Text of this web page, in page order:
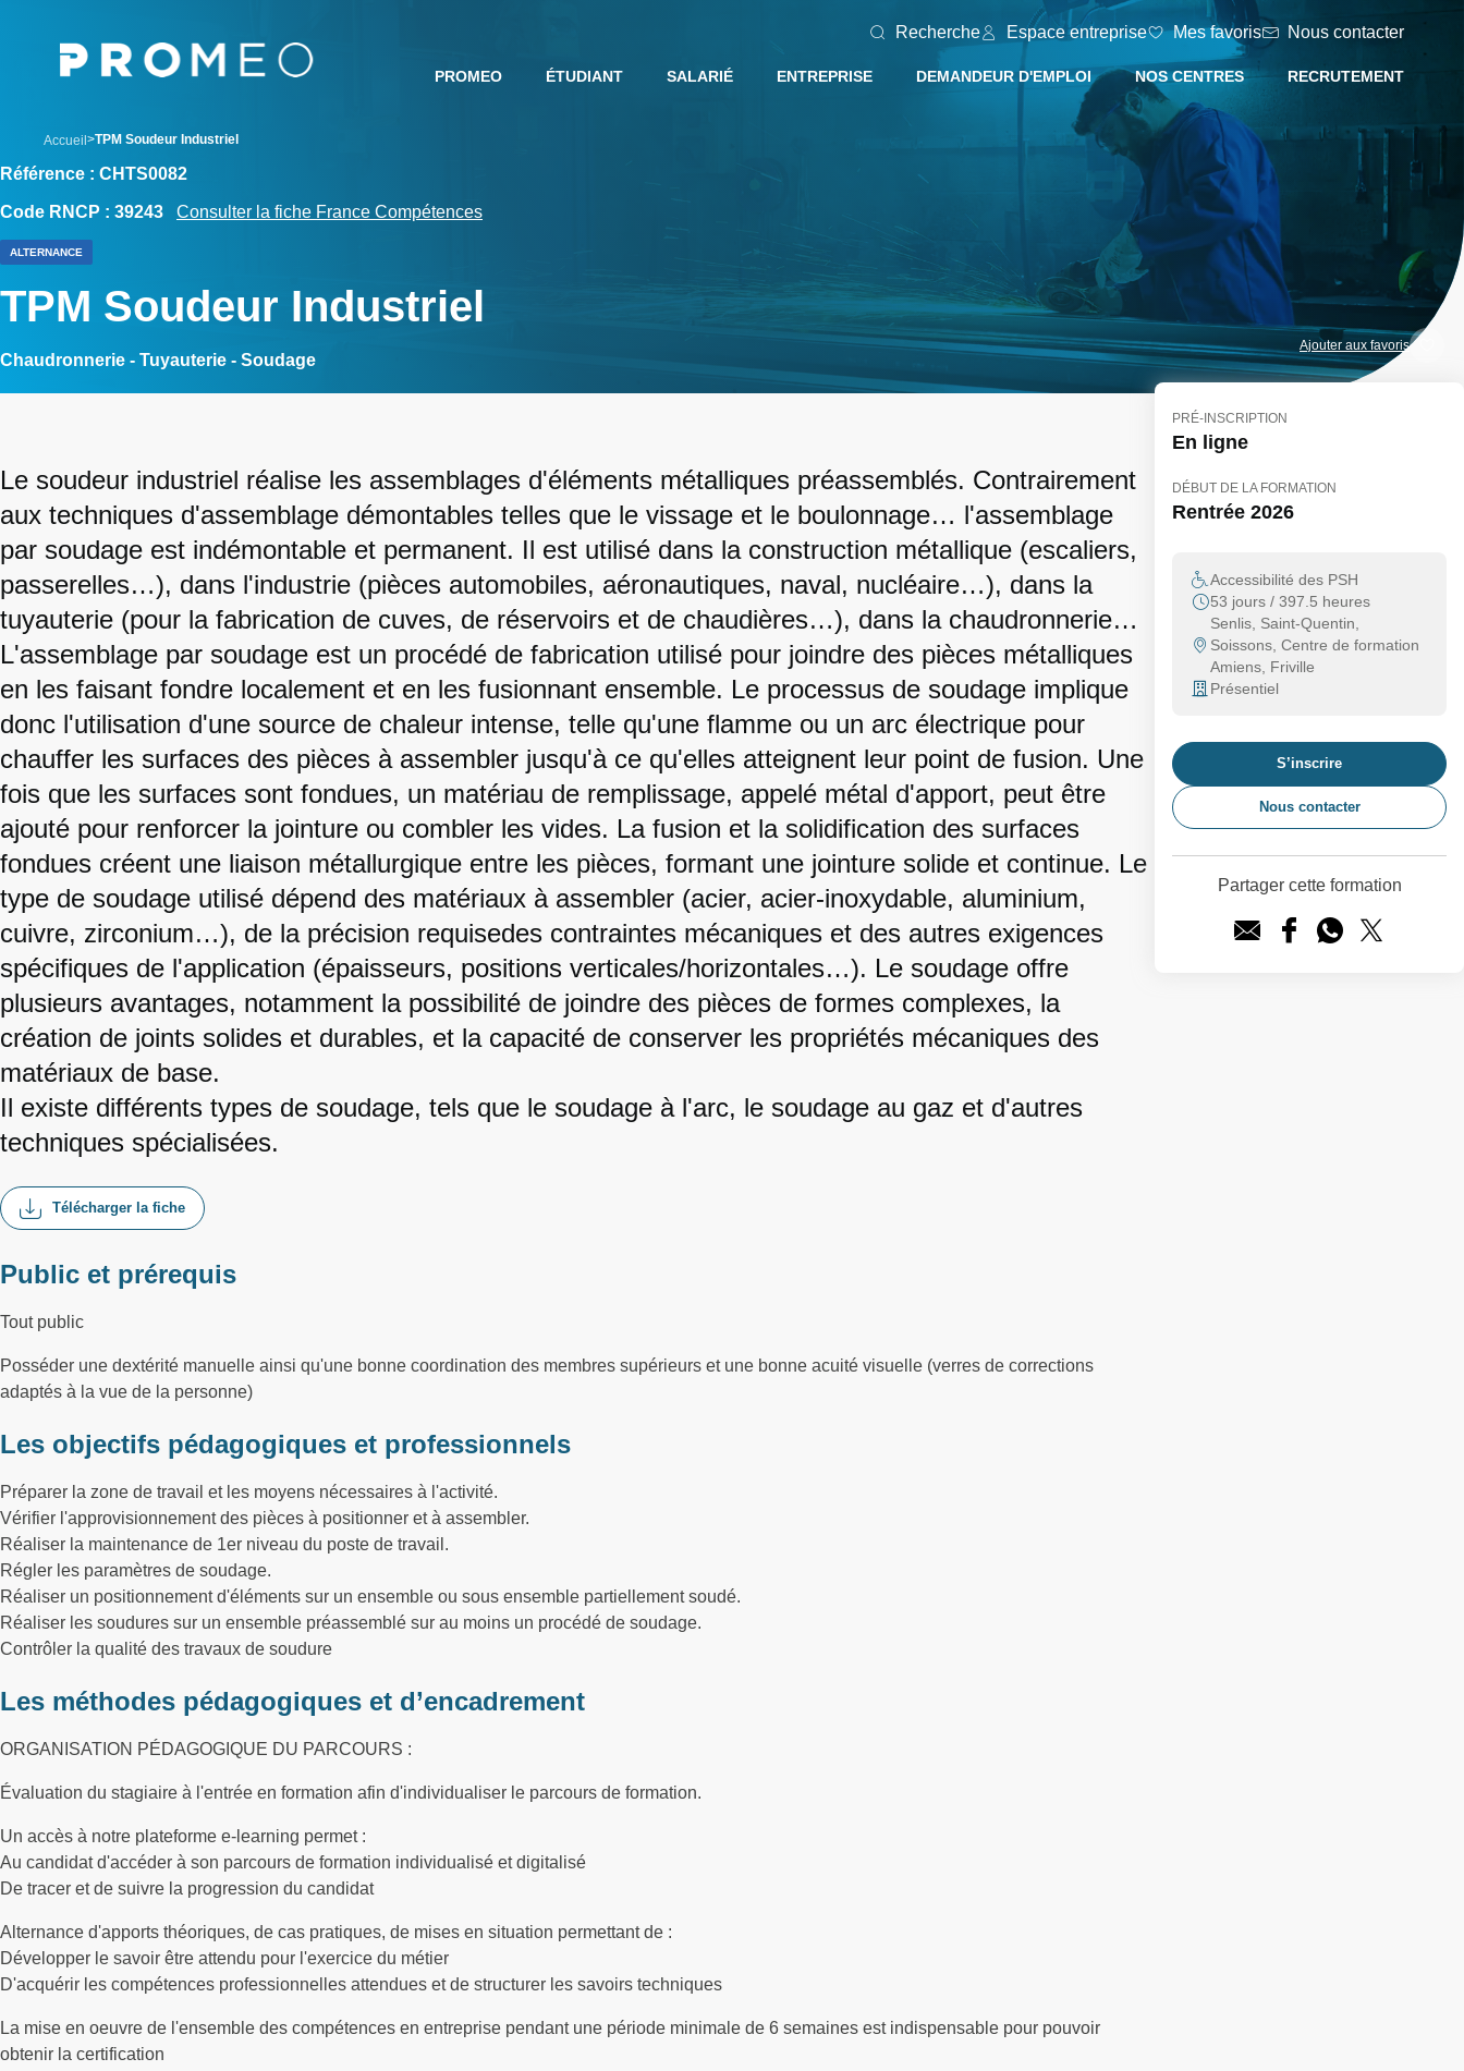
Recherche Espace entreprise Mes favoris Nous contacter
PROMEO ÉTUDIANT SALARIÉ ENTREPRISE DEMANDEUR D'EMPLOI NOS CENTRES RECRUTEMENT
Accueil TPM Soudeur Industriel
Référence : CHTS0082
Code RNCP : 39243 Consulter la fiche France Compétences
ALTERNANCE
TPM Soudeur Industriel
Chaudronnerie - Tuyauterie - Soudage
Ajouter aux favoris
Le soudeur industriel réalise les assemblages d'éléments métalliques préassemblés. Contrairement
aux techniques d'assemblage démontables telles que le vissage et le boulonnage… l'assemblage
par soudage est indémontable et permanent. Il est utilisé dans la construction métallique (escaliers,
passerelles…), dans l'industrie (pièces automobiles, aéronautiques, naval, nucléaire…), dans la
tuyauterie (pour la fabrication de cuves, de réservoirs et de chaudières…), dans la chaudronnerie…
L'assemblage par soudage est un procédé de fabrication utilisé pour joindre des pièces métalliques
en les faisant fondre localement et en les fusionnant ensemble. Le processus de soudage implique
donc l'utilisation d'une source de chaleur intense, telle qu'une flamme ou un arc électrique pour
chauffer les surfaces des pièces à assembler jusqu'à ce qu'elles atteignent leur point de fusion. Une
fois que les surfaces sont fondues, un matériau de remplissage, appelé métal d'apport, peut être
ajouté pour renforcer la jointure ou combler les vides. La fusion et la solidification des surfaces
fondues créent une liaison métallurgique entre les pièces, formant une jointure solide et continue. Le
type de soudage utilisé dépend des matériaux à assembler (acier, acier-inoxydable, aluminium,
cuivre, zirconium…), de la précision requisedes contraintes mécaniques et des autres exigences
spécifiques de l'application (épaisseurs, positions verticales/horizontales…). Le soudage offre
plusieurs avantages, notamment la possibilité de joindre des pièces de formes complexes, la
création de joints solides et durables, et la capacité de conserver les propriétés mécaniques des
matériaux de base.
Il existe différents types de soudage, tels que le soudage à l'arc, le soudage au gaz et d'autres
techniques spécialisées.
Télécharger la fiche
Public et prérequis
Tout public
Posséder une dextérité manuelle ainsi qu'une bonne coordination des membres supérieurs et une bonne acuité visuelle (verres de corrections
adaptés à la vue de la personne)
Les objectifs pédagogiques et professionnels
Préparer la zone de travail et les moyens nécessaires à l'activité.
Vérifier l'approvisionnement des pièces à positionner et à assembler.
Réaliser la maintenance de 1er niveau du poste de travail.
Régler les paramètres de soudage.
Réaliser un positionnement d'éléments sur un ensemble ou sous ensemble partiellement soudé.
Réaliser les soudures sur un ensemble préassemblé sur au moins un procédé de soudage.
Contrôler la qualité des travaux de soudure
Les méthodes pédagogiques et d’encadrement
ORGANISATION PÉDAGOGIQUE DU PARCOURS :
Évaluation du stagiaire à l'entrée en formation afin d'individualiser le parcours de formation.
Un accès à notre plateforme e-learning permet :
Au candidat d'accéder à son parcours de formation individualisé et digitalisé
De tracer et de suivre la progression du candidat
Alternance d'apports théoriques, de cas pratiques, de mises en situation permettant de :
Développer le savoir être attendu pour l'exercice du métier
D'acquérir les compétences professionnelles attendues et de structurer les savoirs techniques
La mise en oeuvre de l'ensemble des compétences en entreprise pendant une période minimale de 6 semaines est indispensable pour pouvoir
obtenir la certification
PRÉ-INSCRIPTION
En ligne
DÉBUT DE LA FORMATION
Rentrée 2026
Accessibilité des PSH
53 jours / 397.5 heures
Senlis, Saint-Quentin,
Soissons, Centre de formation
Amiens, Friville
Présentiel
S’inscrire
Nous contacter
Partager cette formation